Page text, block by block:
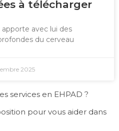
à télécharger
avec lui des
du cerveau
2025
services en EHPAD ?
pour vous aider dans